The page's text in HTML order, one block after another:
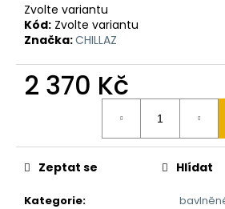
Zvolte variantu
Kód: Zvolte variantu
Značka:CHILLAZ
2 370 Kč
Kategorie:
Zeptat se Hlídat
o
u
č
u